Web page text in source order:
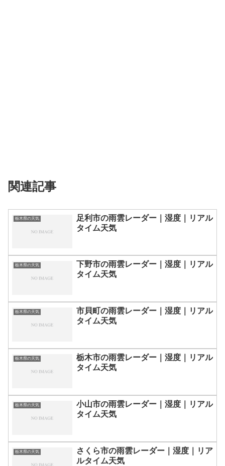
関連記事
栃木県の天気
足利市の雨雲レーダー｜湿度｜リアル
タイム天気
栃木県の天気
下野市の雨雲レーダー｜湿度｜リアル
タイム天気
栃木県の天気
市貝町の雨雲レーダー｜湿度｜リアル
タイム天気
栃木県の天気
栃木市の雨雲レーダー｜湿度｜リアル
タイム天気
栃木県の天気
小山市の雨雲レーダー｜湿度｜リアル
タイム天気
栃木県の天気
さくら市の雨雲レーダー｜湿度｜リア
ルタイム天気